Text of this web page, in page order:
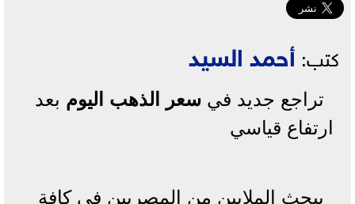
كتب: أحمد السيد
تراجع جديد في سعر الذهب اليوم بعد
ارتفاع قياسي
يبحث الملايين من المصريين في كافة